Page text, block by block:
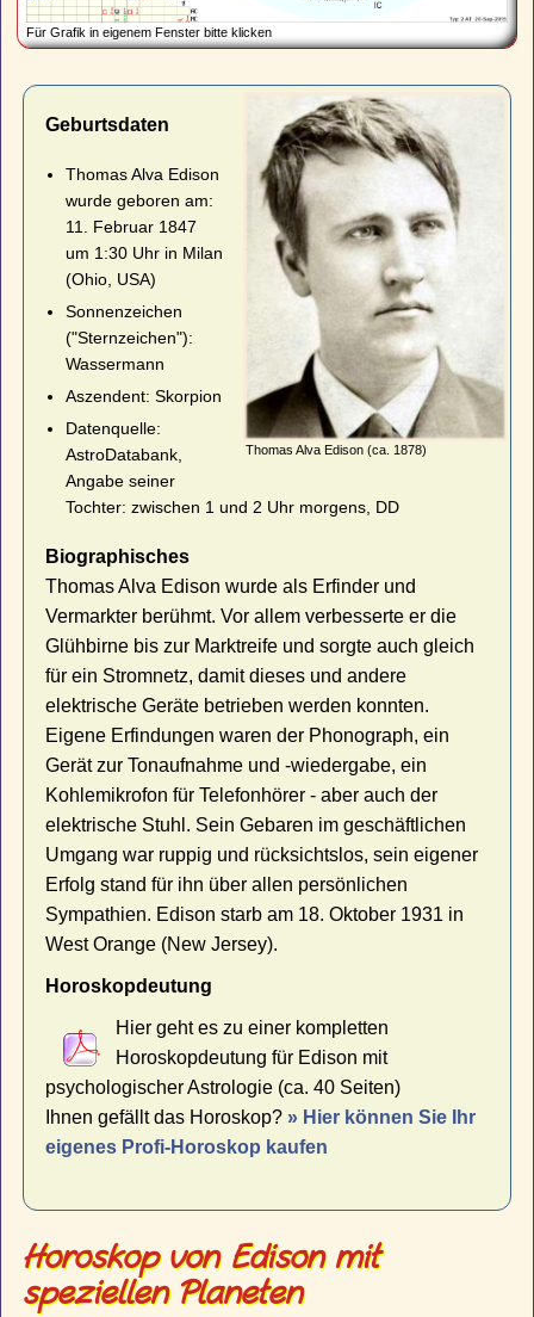
Für Grafik in eigenem Fenster bitte klicken
Thomas Alva Edison (ca. 1878)
Geburtsdaten
Thomas Alva Edison
wurde geboren am:
11. Februar 1847
um 1:30 Uhr in Milan
(Ohio, USA)
Sonnenzeichen
("Sternzeichen"):
Wassermann
Aszendent: Skorpion
Datenquelle:
AstroDatabank,
Angabe seiner
Tochter: zwischen 1 und 2 Uhr morgens, DD
Biographisches
Thomas Alva Edison wurde als Erfinder und
Vermarkter berühmt. Vor allem verbesserte er die
Glühbirne bis zur Marktreife und sorgte auch gleich
für ein Stromnetz, damit dieses und andere
elektrische Geräte betrieben werden konnten.
Eigene Erfindungen waren der Phonograph, ein
Gerät zur Tonaufnahme und -wiedergabe, ein
Kohlemikrofon für Telefonhörer - aber auch der
elektrische Stuhl. Sein Gebaren im geschäftlichen
Umgang war ruppig und rücksichtslos, sein eigener
Erfolg stand für ihn über allen persönlichen
Sympathien. Edison starb am 18. Oktober 1931 in
West Orange (New Jersey).
Horoskopdeutung
Hier geht es zu einer kompletten
Horoskopdeutung für Edison mit
psychologischer Astrologie (ca. 40 Seiten)
Ihnen gefällt das Horoskop?» Hier können Sie Ihr
eigenes Profi-Horoskop kaufen
Horoskop von Edison mit
speziellen Planeten